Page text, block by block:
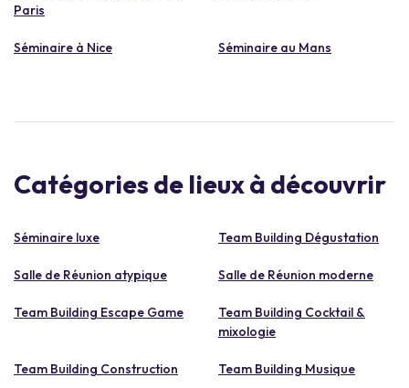
Paris
Séminaire à Nice Séminaire au Mans
Catégories de lieux à découvrir
Séminaire luxe Team Building Dégustation
Salle de Réunion atypique Salle de Réunion moderne
Team Building Escape Game
Team Building Cocktail &
mixologie
Team Building Construction Team Building Musique